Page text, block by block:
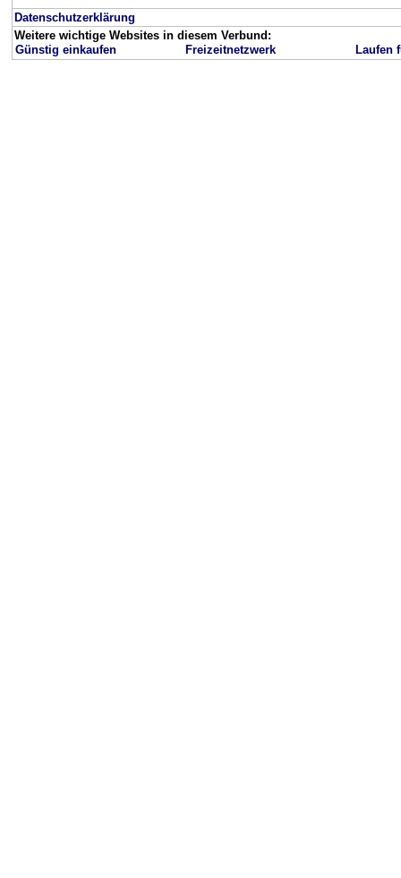
Datenschutzerklärung
Weitere wichtige Websites in diesem Verbund:
Günstig einkaufen
Freizeitnetzwerk Laufen